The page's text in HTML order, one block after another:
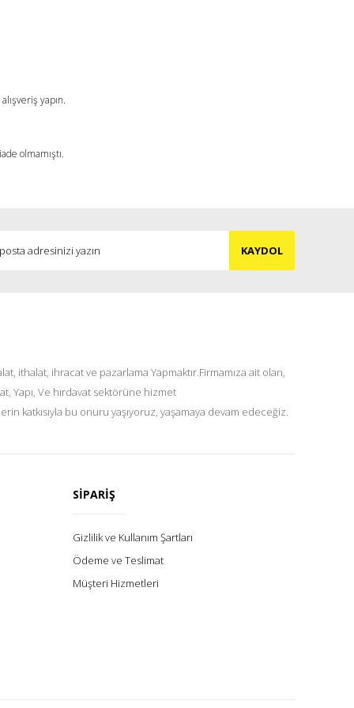
yapın.
olmamıştı.
KAYDOL
ithalat, ihracat ve pazarlama Yapmaktır.Firmamıza ait olan,
Yapı, Ve hırdavat sektörüne hizmet
katkısıyla bu onuru yaşıyoruz, yaşamaya devam edeceğiz.
SİPARİŞ
Gizlilik ve Kullanım Şartları
Ödeme ve Teslimat
Müşteri Hizmetleri